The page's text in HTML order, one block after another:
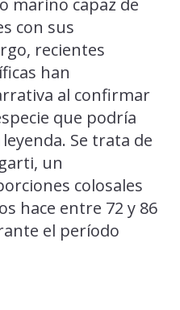
con sus
recientes
han
al confirmar
que podría
Se trata de
un
colosales
hace entre 72 y 86
el período